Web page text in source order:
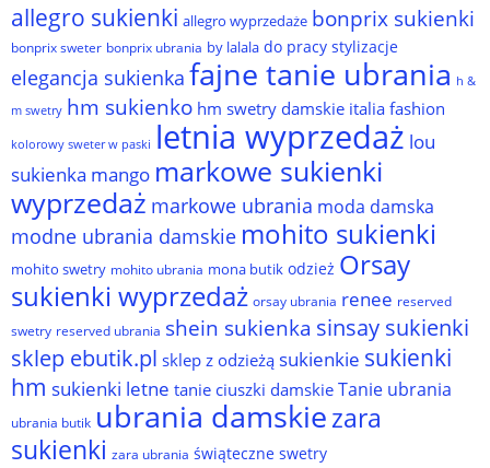
allegro sukienki allegro wyprzedaże bonprix sukienki
bonprix sweter bonprix ubrania by lalala do pracy stylizacje
elegancja sukienka fajne tanie ubrania h &
m swetry hm sukienko hm swetry damskie italia fashion
kolorowy sweter w paski letnia wyprzedaż lou
sukienka mango markowe sukienki
wyprzedaż markowe ubrania moda damska
modne ubrania damskie mohito sukienki
mohito swetry mohito ubrania mona butik odzież Orsay
sukienki wyprzedaż orsay ubrania renee reserved
swetry reserved ubrania shein sukienka sinsay sukienki
sklep ebutik.pl sklep z odzieżą sukienkie sukienki
hm sukienki letne tanie ciuszki damskie Tanie ubrania
ubrania butik ubrania damskiezara
sukienki zara ubrania świąteczne swetry